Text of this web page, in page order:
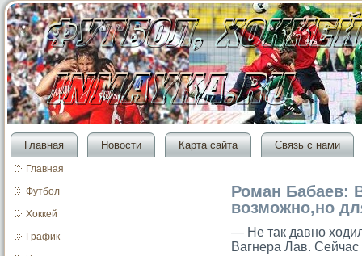
Главная Новости Карта сайта Связь с нами
Главная
Футбол
Хоккей
График
Роман Бабаев:
возможно,но
— Не так давно
Вагнера Лав.